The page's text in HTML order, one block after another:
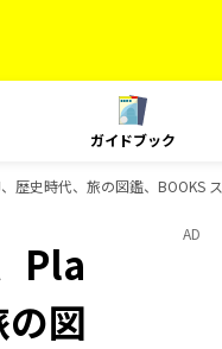
ガイドブック
史時代、旅の図鑑、BOOKS
Pla
図
AD